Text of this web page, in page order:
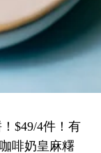
$49/4件！有
啡奶皇麻糬